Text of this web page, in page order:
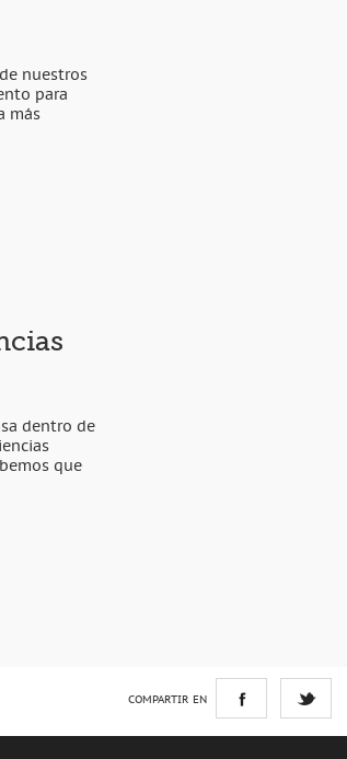
nuestros
para
más
dentro de
que
COMPARTIR EN